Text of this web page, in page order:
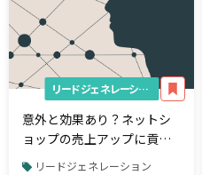
リードジェネレーション
意外と効果あり？ネットシ
ョップの売上アップに貢献
する心理学入門
リードジェネレーション